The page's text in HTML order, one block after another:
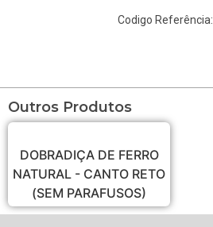
Codigo Referência:
Outros Produtos
DOBRADIÇA DE FERRO
NATURAL - CANTO RETO
(SEM PARAFUSOS)